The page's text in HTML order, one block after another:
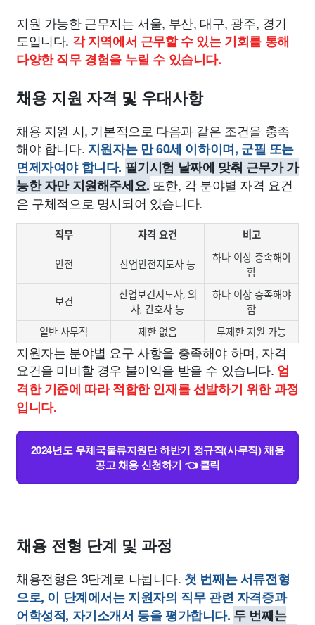
지원 가능한 근무지는 서울, 부산, 대구, 광주, 경기
도입니다. 각 지역에서 근무할 수 있는 기회를 통해
다양한 직무 경험을 누릴 수 있습니다.
채용 지원 자격 및 우대사항
채용 지원 시, 기본적으로 다음과 같은 조건을 충족
해야 합니다. 지원자는 만 60세 이하이며, 군필 또는
면제자여야 합니다. 필기시험 날짜에 맞춰 근무가 가
능한 자만 지원해주세요. 또한, 각 분야별 자격 요건
은 구체적으로 명시되어 있습니다.
직무 자격 요건 비고
안전 산업안전지도사 등
하나 이상 충족해야
함
보건
산업보건지도사, 의
사, 간호사 등
하나 이상 충족해야
함
일반 사무직
제한 없음 무제한 지원 가능
지원자는 분야별 요구 사항을 충족해야 하며, 자격
요건을 미비할 경우 불이익을 받을 수 있습니다. 엄
격한 기준에 따라 적합한 인재를 선발하기 위한 과정
입니다.
2024년도 우체국물류지원단 하반기 정규직(사무직) 채용
공고 채용 신청하기 👈 클릭
채용 전형 단계 및 과정
채용전형은 3단계로 나뉩니다. 첫 번째는 서류전형
으로, 이 단계에서는 지원자의 직무 관련 자격증과
어학성적, 자기소개서 등을 평가합니다. 두 번째는